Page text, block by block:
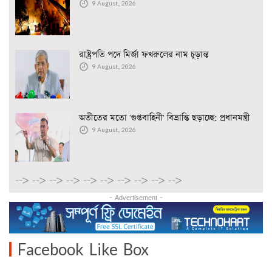
9 August, 2026
রাষ্ট্রপতি পদে মির্জা ফখরুলের নাম চূড়ান্ত
9 August, 2026
অতীতের মতো 'গুপ্তবাহিনী' বিভ্রান্তি ছড়াচ্ছে: প্রধানমন্ত্রী
9 August, 2026
--> --> --> --> --> --> --> --> --> -->
- Advertisement -
Facebook Like Box